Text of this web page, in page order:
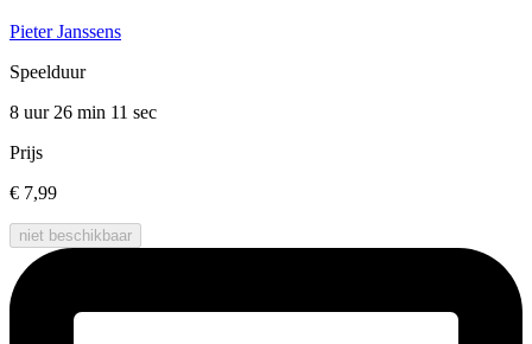
Pieter Janssens
Speelduur
8 uur 26 min 11 sec
Prijs
€ 7,99
niet beschikbaar